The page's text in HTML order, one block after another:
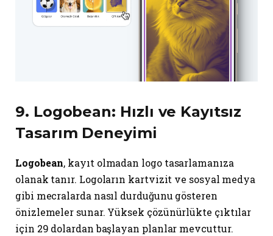
9. Logobean: Hızlı ve Kayıtsız
Tasarım Deneyimi
Logobean, kayıt olmadan logo tasarlamanıza
olanak tanır. Logoların kartvizit ve sosyal medya
gibi mecralarda nasıl durduğunu gösteren
önizlemeler sunar. Yüksek çözünürlükte çıktılar
için 29 dolardan başlayan planlar mevcuttur.